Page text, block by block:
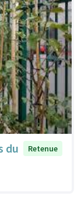
du
Retenue